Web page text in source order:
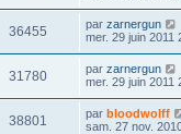
36455 par zarnergun
mer. 29 juin 2011
31780 par zarnergun
mer. 29 juin 2011
38801 par bloodwolff
sam. 27 nov.